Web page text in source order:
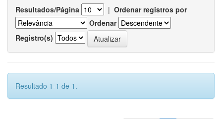
Resultados/Página | Ordenar registros por
Ordenar
Registro(s)
Resultado 1-1 de 1.